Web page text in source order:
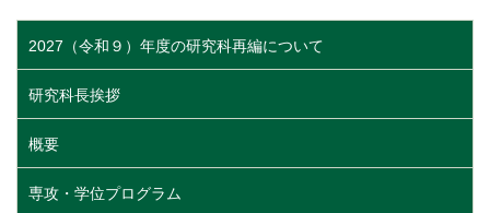
送
ト
ー
ジ
ジ
2027（令和９）年度の研究科再編について
研究科長挨拶
概要
専攻・学位プログラム